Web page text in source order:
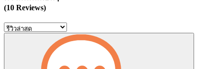
(10 Reviews)